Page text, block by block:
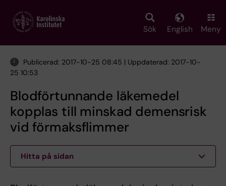
main
Sök English Meny
Publicerad: 2017-10-25 08:45 | Uppdaterad: 2017-10-
25 10:53
Blodförtunnande läkemedel
kopplas till minskad demensrisk
vid förmaksflimmer
Hitta på sidan